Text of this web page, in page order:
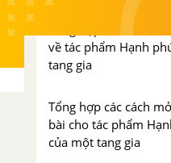
Tổng hợp các bài
về tác phẩm Hạnh
tang gia
Tổng hợp các cách
bài cho tác phẩm
của một tang gia